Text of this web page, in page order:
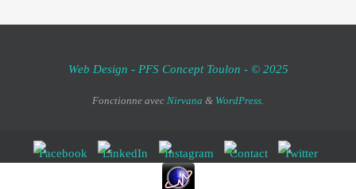
Web Design - PFS Concept Toulon - © 2025
Fonctionne avec Nirvana & WordPress.